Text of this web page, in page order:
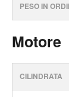
PESO IN
Motore
CILINDRATA